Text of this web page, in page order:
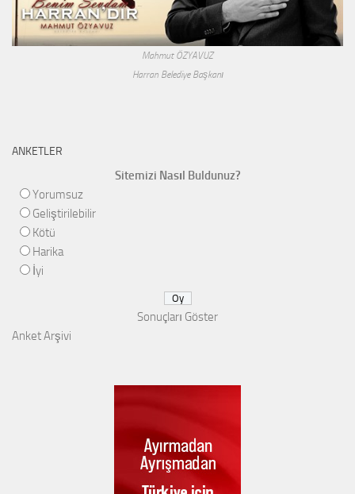
Mahmut ÖZYAVUZ
Harran Belediye Başkanı
ANKETLER
Sitemizi Nasıl Buldunuz?
Yorumsuz
Geliştirilebilir
Kötü
Harika
İyi
Sonuçları Göster
Anket Arşivi